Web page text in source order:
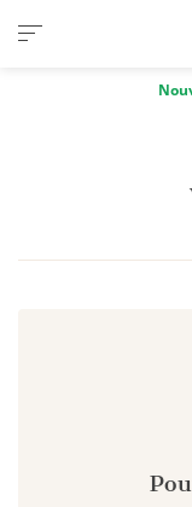
Panneau de gestion